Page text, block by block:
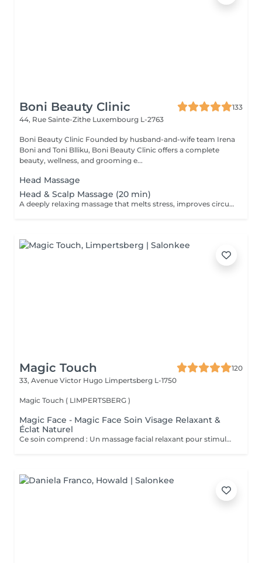
Boni Beauty Clinic
133
44, Rue Sainte-Zithe Luxembourg L-2763
Boni Beauty Clinic Founded by husband-and-wife team Irena
Boni and Toni Blliku, Boni Beauty Clinic offers a complete
beauty, wellness, and grooming e...
Head Massage
Head & Scalp Massage (20 min)
A deeply relaxing massage that melts stress, improves circulation, and leaves you recharged and focused. Indulge in luxury, even on your lunch break. Quick, effective treatments designed to refresh your face, mind, and mood all within 30 to 60 minutes. Ideal for: Professionals, busy moms, and anyone seeking a touch of luxury between meetings. Available weekdays from 11:30 to 14:30
Magic Touch
120
33, Avenue Victor Hugo Limpertsberg L-1750
Magic Touch ( LIMPERTSBERG )
Magic Face - Magic Face Soin Visage Relaxant &
Éclat Naturel
Ce soin comprend : Un massage facial relaxant pour stimuler la circulation sanguine, détendre les traits du visage et favoriser l'éclat naturel de la peau. Une exfoliation douce pour éliminer les cellules mortes et affiner le grain de peau. Une hydratation profonde pour nourrir et revitaliser la peau. Un masque à l'argile adapté à votre peau pour purifier, apaiser et redonner de l'éclat au teint. Les bienfaits : Peau plus douce et lumineuse Teint frais et éclatant Réduction des signes de fatigue Sensation profonde de détente et de bien-être Amélioration de la circulation et de l'oxygénation de la peau Prenez un moment pour vous et laissez votre peau retrouver tout son éclat naturel.